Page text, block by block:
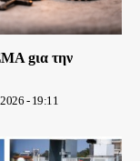
gια την
- 19:11